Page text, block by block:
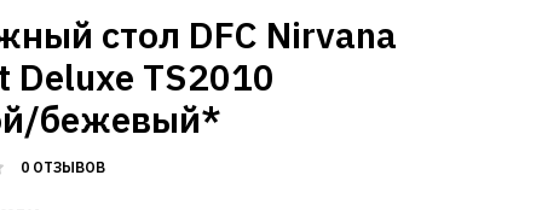
стол DFC Nirvana
Deluxe TS2010
бежевый*
0 ОТЗЫВОВ